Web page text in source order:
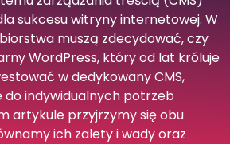
sukcesu witryny internetowej. W
muszą zdecydować, czy
WordPress, który od lat króluje
w dedykowany CMS,
do indywidualnych potrzeb
artykule przyjrzymy się obu
ich zalety i wady oraz